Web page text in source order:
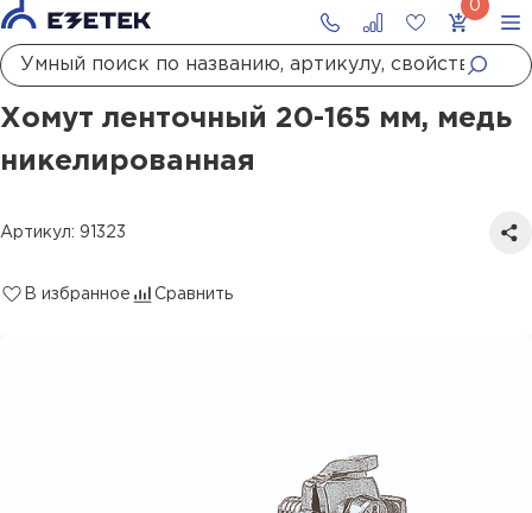
Хомут ленточный 20-165 мм, медь никелированная
Хомут ленточный 20-165 мм, медь
никелированная
Артикул: 91323
В избранное Сравнить